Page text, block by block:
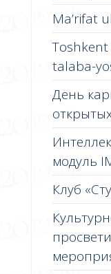
Ma’rifat
talaba-
День
модуль
Клуб